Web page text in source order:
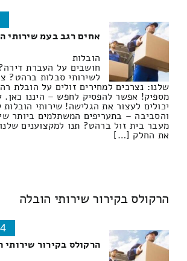
אחים רגב בעמ שירותי
הובלות
חושבים על העברת
לשירותי סבלות ברהט?
שלנו: נצרכים למחירים זולים על הובלת
מספיק! אפשר להפסיק לחפש – היננו כאן.
יכולים לעצור את הגלישה! שירותי
והסביבה – בתעריפים המשתלמים ביותר
מעבר בית זול ברהט? תנו למקצוענים
את החלק […]
הרקולס בקירור שירותי הובלה
הרקולס בקירור שירותי